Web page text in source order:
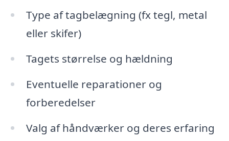
Type af tagbelægning (fx tegl, metal
eller skifer)
Tagets størrelse og hældning
Eventuelle reparationer og
forberedelser
Valg af håndværker og deres erfaring